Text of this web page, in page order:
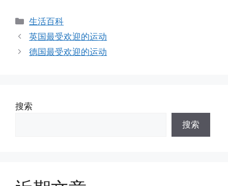
分
类
生活百科
英国最受欢迎的运动
德国最受欢迎的运动
搜索
搜索